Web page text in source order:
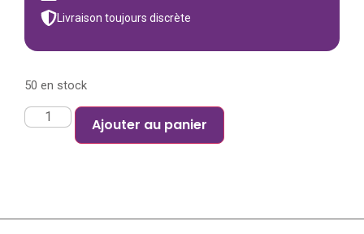
Livraison toujours discrète
50 en stock
Ajouter au panier